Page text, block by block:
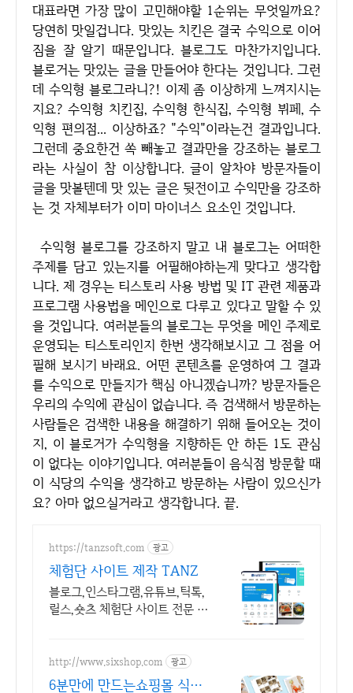
대표라면 가장 많이 고민해야할 1순위는 무엇일까요?
당연히 맛일겁니다. 맛있는 치킨은 결국 수익으로 이어
짐을 잘 알기 때문입니다. 블로그도 마찬가지입니다.
블로거는 맛있는 글을 만들어야 한다는 것입니다. 그런
데 수익형 블로그라니?! 이제 좀 이상하게 느껴지시는
지요? 수익형 치킨집, 수익형 한식집, 수익형 뷔페, 수
익형 편의점... 이상하죠? "수익"이라는건 결과입니다.
그런데 중요한건 쏙 빼놓고 결과만을 강조하는 블로그
라는 사실이 참 이상합니다. 글이 알차야 방문자들이
글을 맛볼텐데 맛 있는 글은 뒷전이고 수익만을 강조하
는 것 자체부터가 이미 마이너스 요소인 것입니다.
수익형 블로그를 강조하지 말고 내 블로그는 어떠한
주제를 담고 있는지를 어필해야하는게 맞다고 생각합
니다. 제 경우는 티스토리 사용 방법 및 IT 관련 제품과
프로그램 사용법을 메인으로 다루고 있다고 말할 수 있
을 것입니다. 여러분들의 블로그는 무엇을 메인 주제로
운영되는 티스토리인지 한번 생각해보시고 그 점을 어
필해 보시기 바래요. 어떤 콘텐츠를 운영하여 그 결과
를 수익으로 만들지가 핵심 아니겠습니까? 방문자들은
우리의 수익에 관심이 없습니다. 즉 검색해서 방문하는
사람들은 검색한 내용을 해결하기 위해 들어오는 것이
지, 이 블로거가 수익형을 지향하든 안 하든 1도 관심
이 없다는 이야기입니다. 여러분들이 음식점 방문할 때
이 식당의 수익을 생각하고 방문하는 사람이 있으신가
요? 아마 없으실거라고 생각합니다. 끝.
https://tanzsoft.com 광고
체험단 사이트 제작 TANZ
블로그,인스타그램,유튜브,틱톡,
릴스,숏츠 체험단 사이트 전문 제
http://www.sixshop.com 광고
6분만에 만드는쇼핑몰 식스